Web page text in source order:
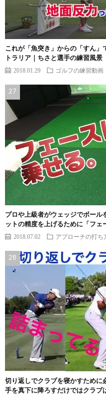
これが「魚突き」からの「すん」
トラリア｜ちさと選手の練習風
2018.01.29 ゴルフの練習動画
プロや上級者がウェッジでボール
ットの精度を上げるために「フェ
2018.07.02 アプローチの打ち
切り返しでクラブを寝かすために
手を真下に降ろすだけではクラブ